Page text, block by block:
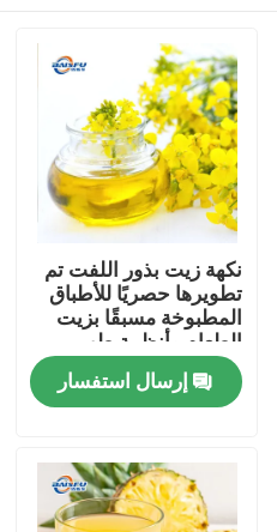
نكهة زيت بذور اللفت تم
تطويرها حصريًا للأطباق
المطبوخة مسبقًا بزيت
الطعام وأنظمة طهي
الطعام الصينية
إرسال استفسار